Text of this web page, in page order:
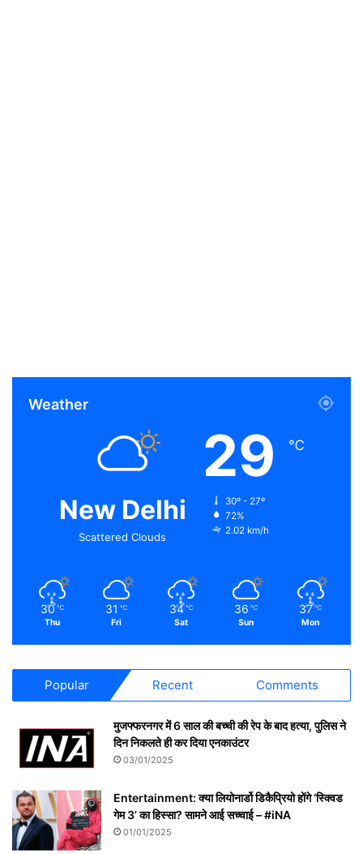
Weather
New Delhi
Scattered Clouds
29 ℃
30º - 27º
72%
2.02 km/h
30 ℃
Thu
31 ℃
Fri
34 ℃
Sat
36 ℃
Sun
37 ℃
Mon
Popular Recent Comments
मुजफ्फरनगर में 6 साल की बच्ची की रेप के बाद हत्या, पुलिस ने
दिन निकलते ही कर दिया एनकाउंटर
03/01/2025
Entertainment: क्या लियोनार्डो डिकैप्रियो होंगे ‘स्क्विड
गेम 3’ का हिस्सा? सामने आई सच्चाई – #iNA
01/01/2025